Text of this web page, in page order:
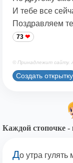
И тебе все
Поздравляем
73
© Принадлежит сайту.
Создать открытку
Каждой стопочке -
До утра